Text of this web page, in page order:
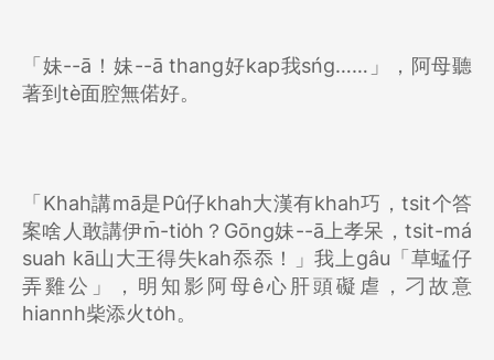
「妹--ā！妹--ā thang好kap我sńg……」，阿母聽
著到tè面腔無偌好。
「Khah講mā是Pû仔khah大漢有khah巧，tsit个答
案啥人敢講伊m̄-tio̍h？Gōng妹--ā上孝呆，tsit-má
suah kā山大王得失kah忝忝！」我上gâu「草蜢仔
弄雞公」，明知影阿母ê心肝頭礙虐，刁故意
hiannh柴添火to̍h。